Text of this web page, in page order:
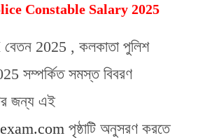
Constable Salary 2025
2025 , কলকাতা পুলিশ
সম্পর্কিত সমস্ত বিবরণ
জন্য এই
পৃষ্ঠাটি অনুসরণ করতে